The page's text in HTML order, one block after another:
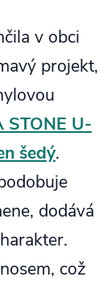
v obci
projekt,
STONE U-
šedý.
dodává
což